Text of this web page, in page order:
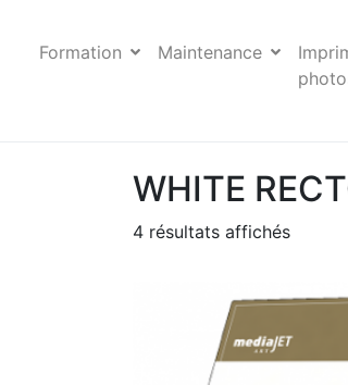
Formation Maintenance
WHITE
4 résultats affichés